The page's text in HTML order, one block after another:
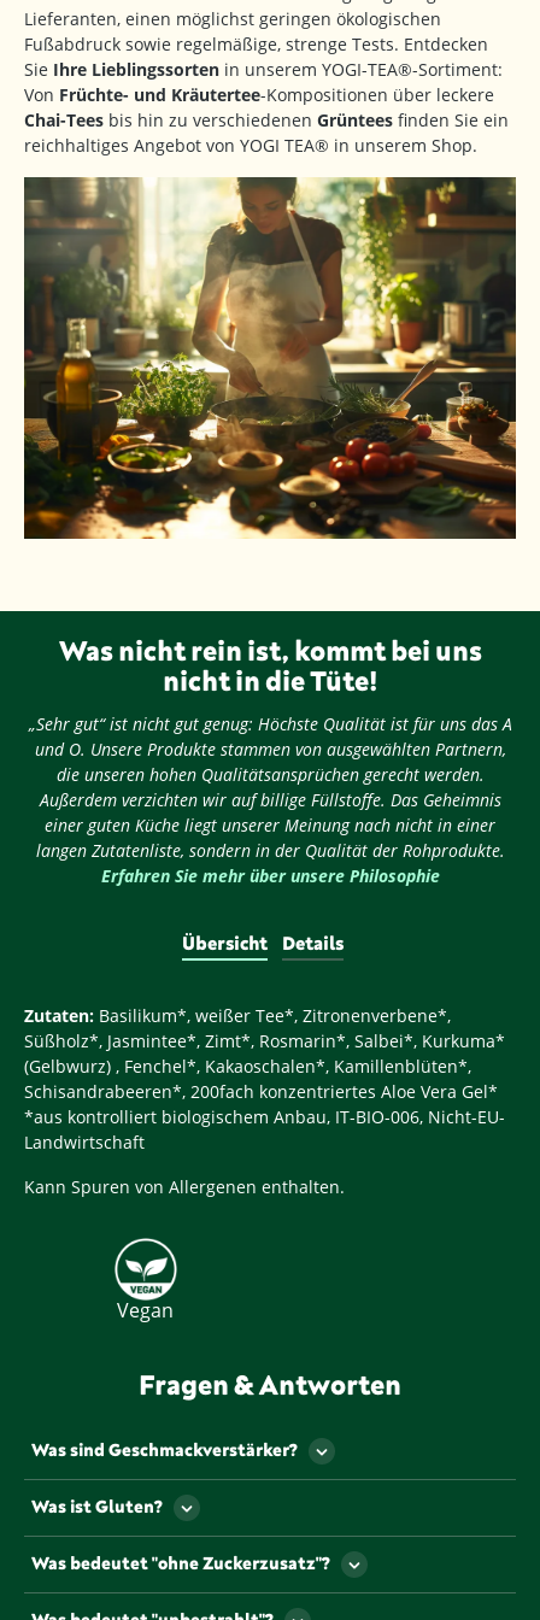
Lieferanten, einen möglichst geringen ökologischen
Fußabdruck sowie regelmäßige, strenge Tests. Entdecken
Sie Ihre Lieblingssorten in unserem YOGI-TEA®-Sortiment:
Von Früchte- und Kräutertee-Kompositionen über leckere
Chai-Tees bis hin zu verschiedenen Grüntees finden Sie ein
reichhaltiges Angebot von YOGI TEA® in unserem Shop.
Was nicht rein ist, kommt bei uns
nicht in die Tüte!
„Sehr gut“ ist nicht gut genug: Höchste Qualität ist für uns das A
und O. Unsere Produkte stammen von ausgewählten Partnern,
die unseren hohen Qualitätsansprüchen gerecht werden.
Außerdem verzichten wir auf billige Füllstoffe. Das Geheimnis
einer guten Küche liegt unserer Meinung nach nicht in einer
langen Zutatenliste, sondern in der Qualität der Rohprodukte.
Erfahren Sie mehr über unsere Philosophie
Übersicht Details
Zutaten: Basilikum*, weißer Tee*, Zitronenverbene*,
Süßholz*, Jasmintee*, Zimt*, Rosmarin*, Salbei*, Kurkuma*
(Gelbwurz) , Fenchel*, Kakaoschalen*, Kamillenblüten*,
Schisandrabeeren*, 200fach konzentriertes Aloe Vera Gel*
*aus kontrolliert biologischem Anbau, IT-BIO-006, Nicht-EU-
Landwirtschaft
Kann Spuren von Allergenen enthalten.
Vegan
Fragen & Antworten
Was sind Geschmackverstärker?
Als Geschmackverstärker werden jene
Lebensmittelzusatzstoffe bezeichnet, die den
Geschmack und/oder den Geruch eines
Lebensmittels verstärken. Gekennzeichnet werden
müssen Geschmacksverstärker mit so genannten „E-
Was ist Gluten?
Gluten ist ein Eiweiß, dass u.a. natürlicherweise in
einigen Getreiden vorkommt.
Was bedeutet "ohne Zuckerzusatz"?
Lebensmittel, die mit diesem Symbol